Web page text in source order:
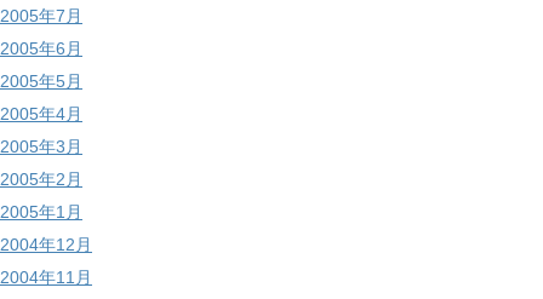
2005年7月
2005年6月
2005年5月
2005年4月
2005年3月
2005年2月
2005年1月
2004年12月
2004年11月